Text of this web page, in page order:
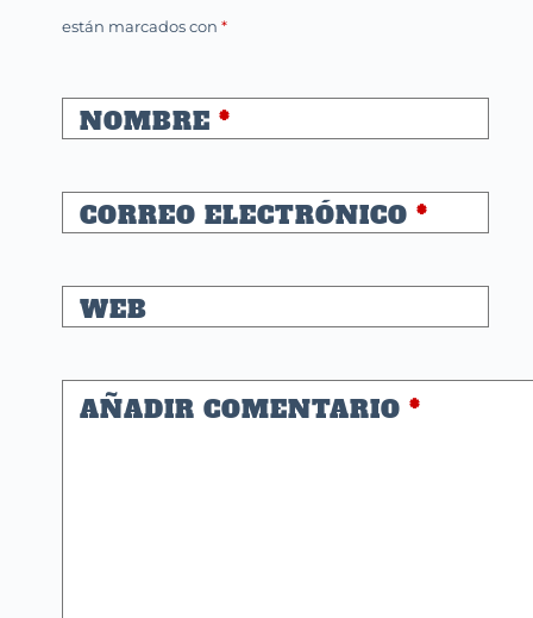
están marcados con*
NOMBRE *
CORREO ELECTRÓNICO *
WEB
AÑADIR COMENTARIO *